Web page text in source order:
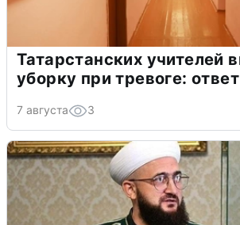
Татарстанских учителей
уборку при тревоге:
7 августа 3